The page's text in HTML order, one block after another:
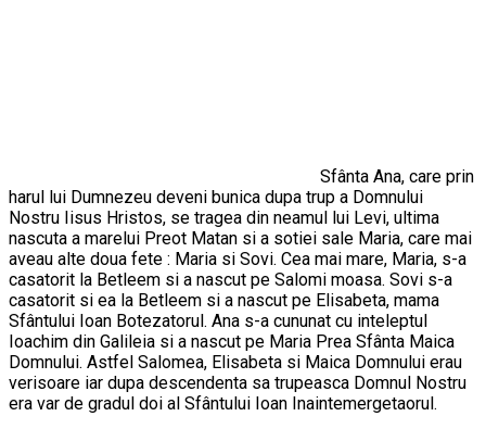
Sfânta Ana, care prin
harul lui Dumnezeu deveni bunica dupa trup a Domnului
Nostru Iisus Hristos, se tragea din neamul lui Levi, ultima
nascuta a marelui Preot Matan si a sotiei sale Maria, care mai
aveau alte doua fete : Maria si Sovi. Cea mai mare, Maria, s-a
casatorit la Betleem si a nascut pe Salomi moasa. Sovi s-a
casatorit si ea la Betleem si a nascut pe Elisabeta, mama
Sfântului Ioan Botezatorul. Ana s-a cununat cu inteleptul
Ioachim din Galileia si a nascut pe Maria Prea Sfânta Maica
Domnului. Astfel Salomea, Elisabeta si Maica Domnului erau
verisoare iar dupa descendenta sa trupeasca Domnul Nostru
era var de gradul doi al Sfântului Ioan Inaintemergetaorul.